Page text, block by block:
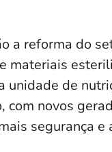
a reforma do
materiais
de
novos
segurança e